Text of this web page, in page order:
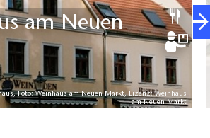
Foto: Weinhaus am Neuen Markt, Lizenz: Weinhaus
am Neuen Markt